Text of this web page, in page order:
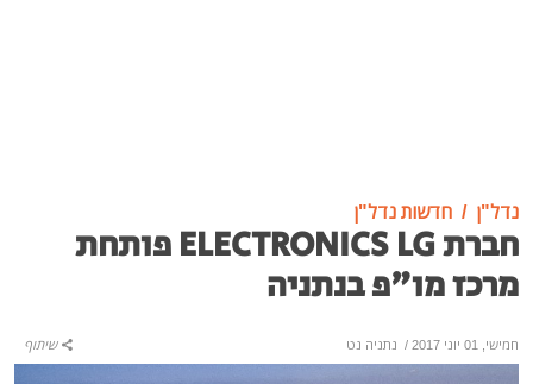
נדל"ן חדשות נדל"ן
חברת ELECTRONICS LG פותחת
מרכז מו"פ בנתניה
חמישי, 01 יוני 2017 / נתניה נט שיתוף